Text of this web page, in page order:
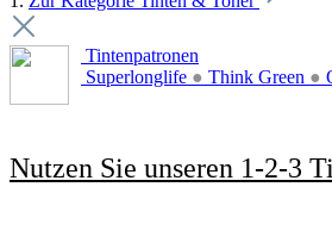
Tintenpatronen
Superlonglife ● Think Green ●
Nutzen Sie unseren 1-2-3